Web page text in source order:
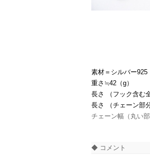
素材＝シルバー925
重さ≒42（g）
長さ （フック含む
長さ （チェーン部
チェーン幅（丸い
◆ コメント